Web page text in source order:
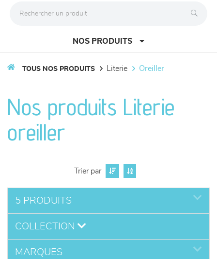
NOS PRODUITS
séjours
meubles de complément
chambres et dressing
literie
décoration
TOUS NOS PRODUITS literie oreiller
Nos produits Literie
oreiller
Trier par
5 PRODUITS
COLLECTION
MARQUES